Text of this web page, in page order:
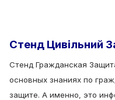
Стенд Цивільний
Стенд Гражданская
основных знаниях по
защите. А именно, это